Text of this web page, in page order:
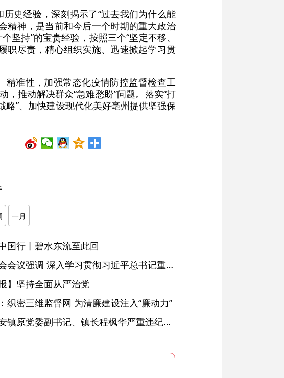
史经验，深刻揭示了“过去我们为什么能
精神，是当前和今后一个时期的重大政治
坚持”的宝贵经验，按照三个“坚定不移、
职尽责，精心组织实施、迅速掀起学习贯
准性，加强常态化疫情防控监督检查工
，推动解决群众“急难愁盼”问题。落实“打
略”、加快建设现代化美好亳州提供坚强保
一月
国行丨碧水东流至此回
省委常委会会议强调 深入学习贯彻习近平总书记重要讲话精神 以高质量党建引领高质量发展 梁言顺主持并讲话
】坚持全面从严治党
织密三维监督网 为清廉建设注入“廉动力”
绩溪县长安镇原党委副书记、镇长程枫华严重违纪违法被开除党籍和公职